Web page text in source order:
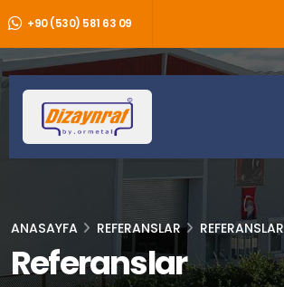
+90 (530) 581 63 09
ANASAYFA REFERANSLAR REFERANSLAR
Referanslar